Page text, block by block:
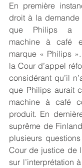
En première
droit à la
que Philips a
machine à café
marque « Philips
la Cour d’appel
considérant qu’il
que Philips aurait
machine à café
produit. En
suprême de
plusieurs
Cour de justice de
sur l’interprétation